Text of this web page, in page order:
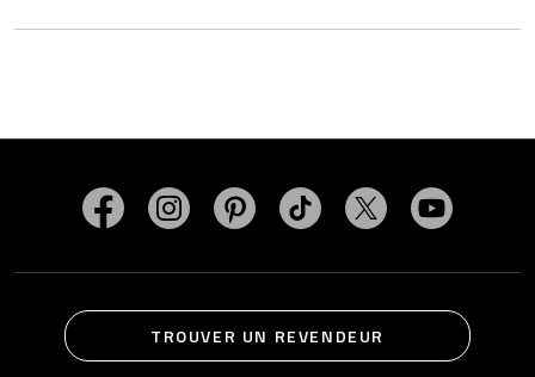
Visitez MasterSpas sur Facebook
Visitez MasterSpas sur Instagram
Visitez MasterSpas sur Pinterest
Visitez MasterSpas sur
Visitez Visitez
TROUVER UN REVENDEUR